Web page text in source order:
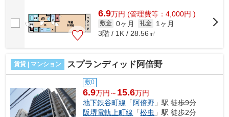
6.9万円 (管理費等：4,000円 )
敷金 0ヶ月 礼金
1ヶ月
3階 / 1K / 28.56㎡
賃貸 | マンション スプランディッド阿倍野
敷0
6.9万円～ 15.6万円
地下鉄谷町線 「 阿倍野 」駅 徒歩9分
阪堺電軌上町線 「松虫 」駅 徒歩2分